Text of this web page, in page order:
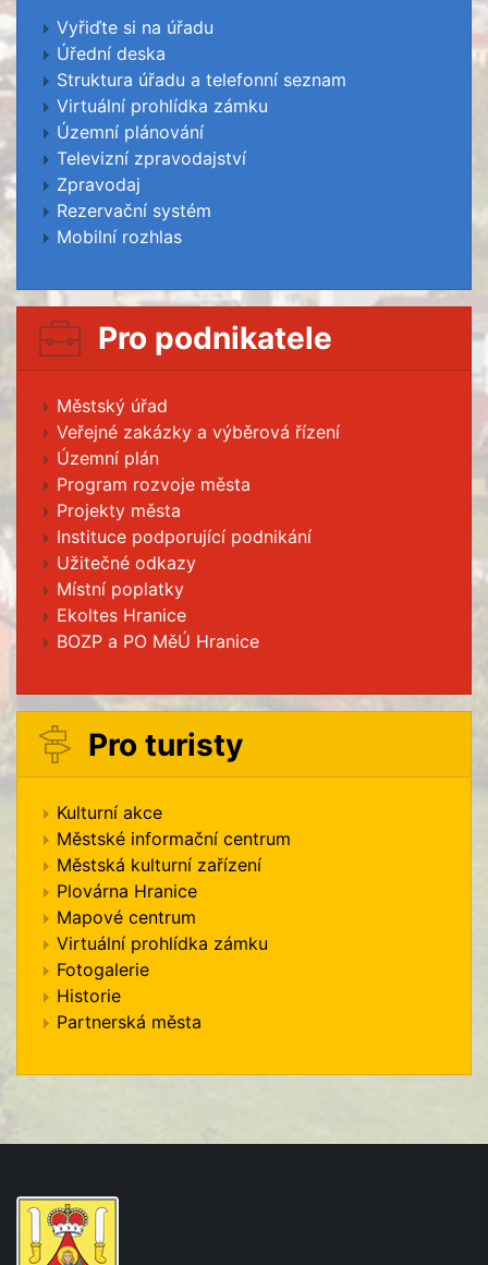
Vyřiďte si na úřadu
Úřední deska
Struktura úřadu a telefonní seznam
Virtuální prohlídka zámku
Územní plánování
Televizní zpravodajství
Zpravodaj
Rezervační systém
Mobilní rozhlas
Pro podnikatele
Městský úřad
Veřejné zakázky a výběrová řízení
Územní plán
Program rozvoje města
Projekty města
Instituce podporující podnikání
Užitečné odkazy
Místní poplatky
Ekoltes Hranice
BOZP a PO MěÚ Hranice
Pro turisty
Kulturní akce
Městské informační centrum
Městská kulturní zařízení
Plovárna Hranice
Mapové centrum
Virtuální prohlídka zámku
Fotogalerie
Historie
Partnerská města